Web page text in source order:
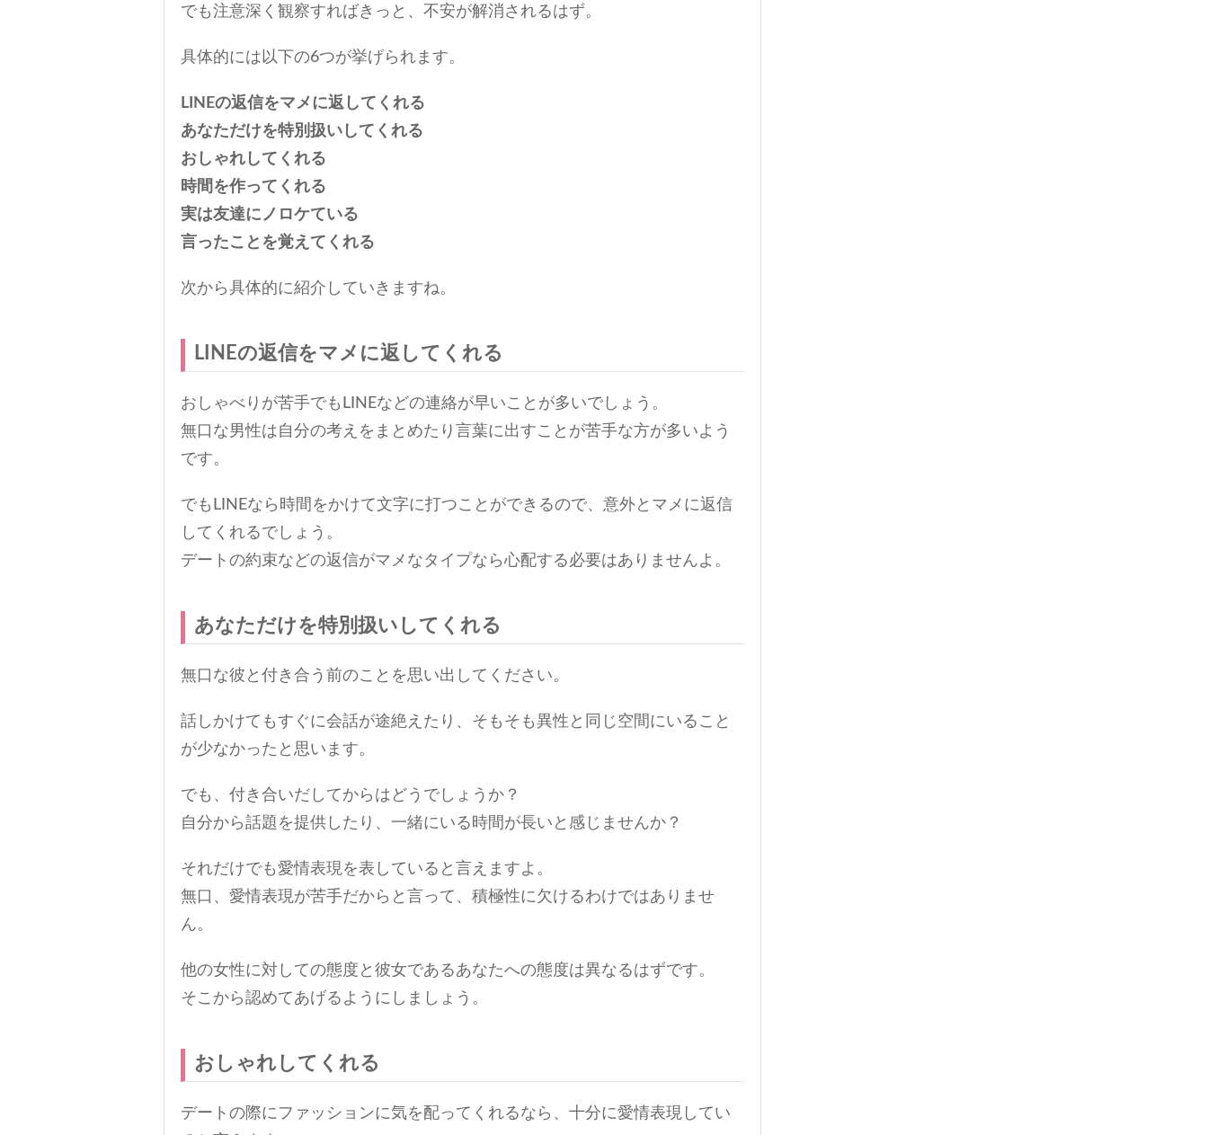
でも注意深く観察すればきっと、不安が解消されるはず。
具体的には以下の6つが挙げられます。
LINEの返信をマメに返してくれる
あなただけを特別扱いしてくれる
おしゃれしてくれる
時間を作ってくれる
実は友達にノロケている
言ったことを覚えてくれる
次から具体的に紹介していきますね。
LINEの返信をマメに返してくれる
おしゃべりが苦手でもLINEなどの連絡が早いことが多いでしょう。
無口な男性は自分の考えをまとめたり言葉に出すことが苦手な方が多いよう
です。
でもLINEなら時間をかけて文字に打つことができるので、意外とマメに返信
してくれるでしょう。
デートの約束などの返信がマメなタイプなら心配する必要はありませんよ。
あなただけを特別扱いしてくれる
無口な彼と付き合う前のことを思い出してください。
話しかけてもすぐに会話が途絶えたり、そもそも異性と同じ空間にいること
が少なかったと思います。
でも、付き合いだしてからはどうでしょうか？
自分から話題を提供したり、一緒にいる時間が長いと感じませんか？
それだけでも愛情表現を表していると言えますよ。
無口、愛情表現が苦手だからと言って、積極性に欠けるわけではありませ
ん。
他の女性に対しての態度と彼女であるあなたへの態度は異なるはずです。
そこから認めてあげるようにしましょう。
おしゃれしてくれる
デートの際にファッションに気を配ってくれるなら、十分に愛情表現してい